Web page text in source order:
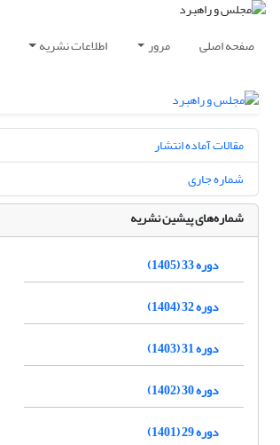
صفحه اصلی مرور اطلاعات نشریه
مقالات آماده انتشار
شماره جاری
شماره‌های پیشین نشریه
دوره 33 (1405)
دوره 32 (1404)
دوره 31 (1403)
دوره 30 (1402)
دوره 29 (1401)